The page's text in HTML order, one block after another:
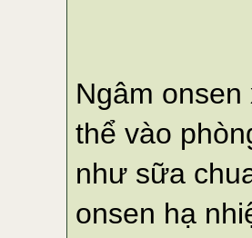
Ngâm
thể vào
như sữa
onsen hạ